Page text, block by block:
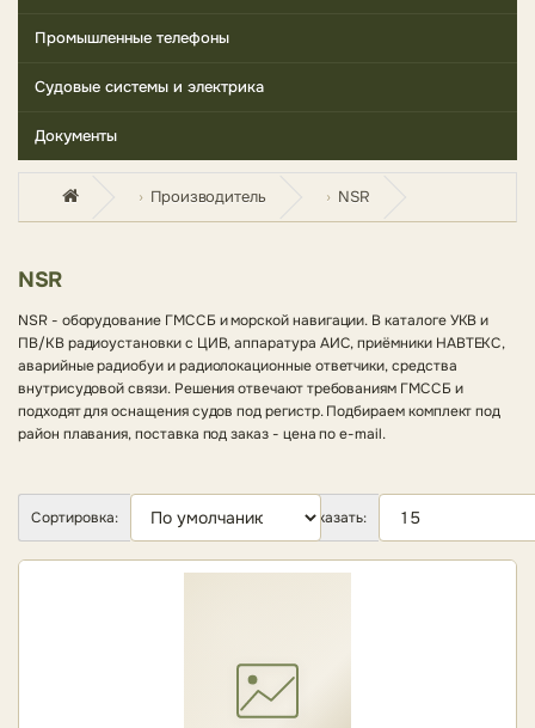
Промышленные телефоны
Судовые системы и электрика
Документы
Производитель NSR
NSR
NSR - оборудование ГМССБ и морской навигации. В каталоге УКВ и
ПВ/КВ радиоустановки с ЦИВ, аппаратура АИС, приёмники НАВТЕКС,
аварийные радиобуи и радиолокационные ответчики, средства
внутрисудовой связи. Решения отвечают требованиям ГМССБ и
подходят для оснащения судов под регистр. Подбираем комплект под
район плавания, поставка под заказ - цена по e-mail.
Сортировка: Показать: